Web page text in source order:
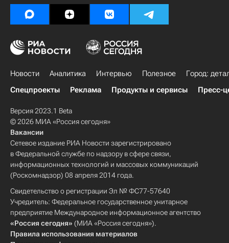
Новости Аналитика Интервью Полезное
Город:
Спецпроекты
Реклама Продукты и сервисы Пресс-
Версия 2023.1 Beta
© 2026 МИА «Россия сегодня»
Вакансии
Сетевое издание РИА Новости зарегистрировано
в Федеральной службе по надзору в сфере связи,
информационных технологий и массовых коммуникаций
(Роскомнадзор) 08 апреля 2014 года.
Свидетельство о регистрации Эл № ФС77-57640
Учредитель: Федеральное государственное унитарное
предприятие Международное информационное агентство
«Россия сегодня» (МИА «Россия сегодня»).
Правила использования материалов